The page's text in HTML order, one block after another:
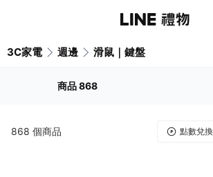
3C家電 週邊 滑鼠｜鍵盤
商品868
868 個商品 點數兌換